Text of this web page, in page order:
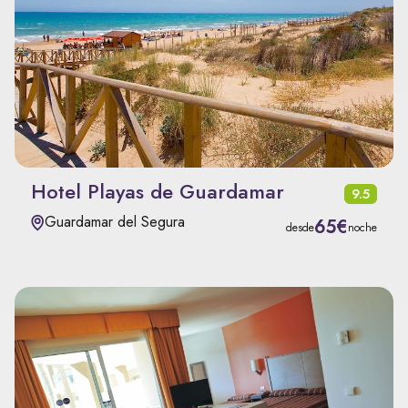
Hotel Playas de Guardamar 9.5
Guardamar del Segura desde65€noche